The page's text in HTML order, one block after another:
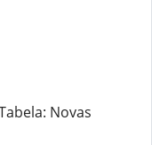
Novas